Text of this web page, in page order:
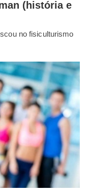
(história e
no fisiculturismo